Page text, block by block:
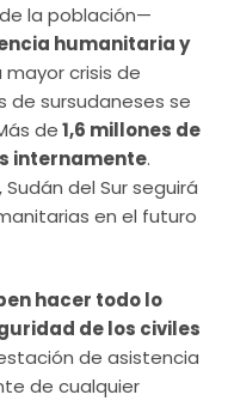
la población—
humanitaria y
mayor crisis de
de sursudaneses se
de1,6 millones de
internamente.
del Sur seguirá
en el futuro
hacer todo lo
de los civiles
de asistencia
de cualquier